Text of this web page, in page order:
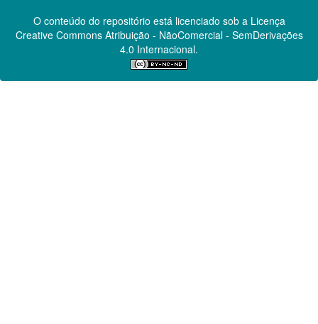
O conteúdo do repositório está licenciado sob a Licença
Creative CommonsAtribuição - NãoComercial - SemDerivações
4.0 Internacional.